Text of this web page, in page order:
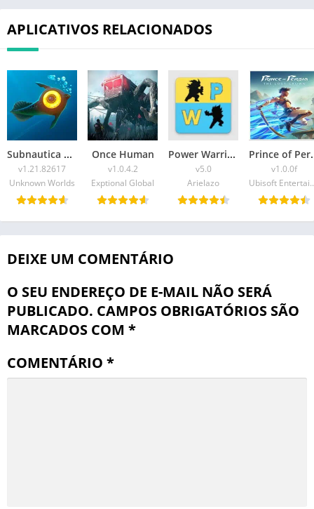
APLICATIVOS RELACIONADOS
Subnautica Mobile
v1.21.82617
Unknown Worlds
Once Human
v1.0.4.2
Exptional Global
Power Warriors
v5.0
Arielazo
v1.0.0f
Ubisoft
DEIXE UM COMENTÁRIO
O SEU ENDEREÇO DE E-MAIL NÃO SERÁ
PUBLICADO. CAMPOS OBRIGATÓRIOS SÃO
MARCADOS COM *
COMENTÁRIO *